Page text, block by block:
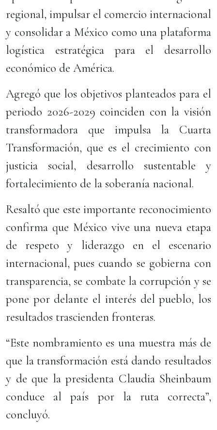
regional, impulsar el comercio internacional
y consolidar a México como una plataforma
logística estratégica para el desarrollo
económico de América.
Agregó que los objetivos planteados para el
periodo 2026-2029 coinciden con la visión
transformadora que impulsa la Cuarta
Transformación, que es el crecimiento con
justicia social, desarrollo sustentable y
fortalecimiento de la soberanía nacional.
Resaltó que este importante reconocimiento
confirma que México vive una nueva etapa
de respeto y liderazgo en el escenario
internacional, pues cuando se gobierna con
transparencia, se combate la corrupción y se
pone por delante el interés del pueblo, los
resultados trascienden fronteras.
“Este nombramiento es una muestra más de
que la transformación está dando resultados
y de que la presidenta Claudia Sheinbaum
conduce al país por la ruta correcta”,
concluyó.